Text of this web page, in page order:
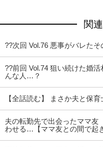
関
??次回 Vol.76 悪事がバレた
??前回 Vol.74 狙い続けた婚
んな人…？
【全話読む】 まさか夫と保
夫の転勤先で出会ったママ
わせる…【ママ友との間で起